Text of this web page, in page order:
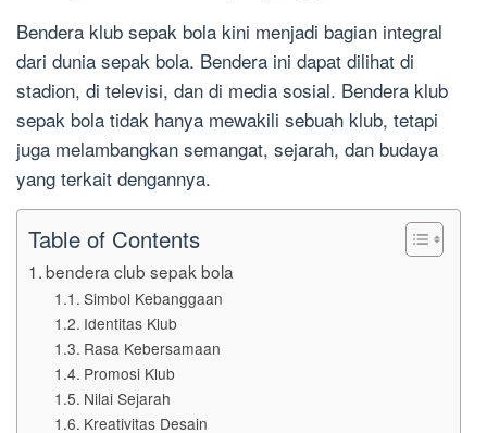
Bendera klub sepak bola kini menjadi bagian integral
dari dunia sepak bola. Bendera ini dapat dilihat di
stadion, di televisi, dan di media sosial. Bendera klub
sepak bola tidak hanya mewakili sebuah klub, tetapi
juga melambangkan semangat, sejarah, dan budaya
yang terkait dengannya.
Table of Contents
bendera club sepak bola
Simbol Kebanggaan
Identitas Klub
Rasa Kebersamaan
Promosi Klub
Nilai Sejarah
Kreativitas Desain